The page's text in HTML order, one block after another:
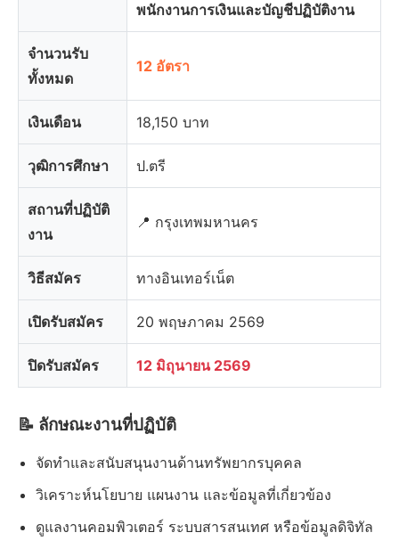
พนักงานการเงินและบัญชีปฏิบัติงาน
จำนวนรับ
ทั้งหมด
12 อัตรา
เงินเดือน 18,150 บาท
วุฒิการศึกษา ป.ตรี
สถานที่ปฏิบัติ
งาน
📍 กรุงเทพมหานคร
วิธีสมัคร ทางอินเทอร์เน็ต
เปิดรับสมัคร 20 พฤษภาคม 2569
ปิดรับสมัคร 12 มิถุนายน 2569
📝 ลักษณะงานที่ปฏิบัติ
จัดทำและสนับสนุนงานด้านทรัพยากรบุคคล
วิเคราะห์นโยบาย แผนงาน และข้อมูลที่เกี่ยวข้อง
ดูแลงานคอมพิวเตอร์ ระบบสารสนเทศ หรือข้อมูลดิจิทัล